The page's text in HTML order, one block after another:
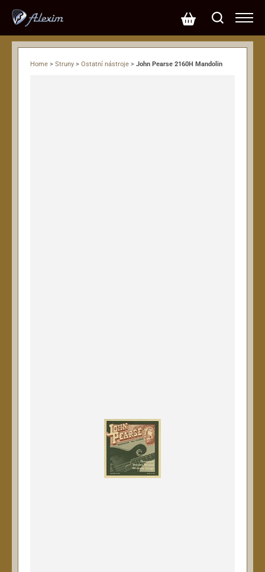
Home > Struny > Ostatní nástroje > John Pearse 2160H Mandolin